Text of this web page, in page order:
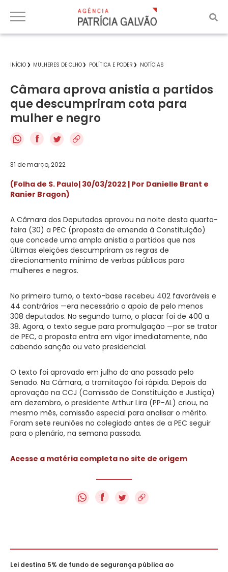
INÍCIO MULHERES DE OLHO POLÍTICA E PODER NOTÍCIAS
Câmara aprova anistia a partidos
que descumpriram cota para
mulher e negro
f
31 de março, 2022
(Folha de S. Paulo| 30/03/2022 | Por Danielle Brant e
Ranier Bragon)
A Câmara dos Deputados aprovou na noite desta quarta-
feira (30) a PEC (proposta de emenda à Constituição)
que concede uma ampla anistia a partidos que nas
últimas eleições descumpriram as regras de
direcionamento mínimo de verbas públicas para
mulheres e negros.
No primeiro turno, o texto-base recebeu 402 favoráveis e
44 contrários —era necessário o apoio de pelo menos
308 deputados. No segundo turno, o placar foi de 400 a
38. Agora, o texto segue para promulgação —por se tratar
de PEC, a proposta entra em vigor imediatamente, não
cabendo sanção ou veto presidencial.
O texto foi aprovado em julho do ano passado pelo
Senado. Na Câmara, a tramitação foi rápida. Depois da
aprovação na CCJ (Comissão de Constituição e Justiça)
em dezembro, o presidente Arthur Lira (PP-AL) criou, no
mesmo mês, comissão especial para analisar o mérito.
Foram sete reuniões no colegiado antes de a PEC seguir
para o plenário, na semana passada.
Acesse a matéria completa no site de origem
f
Lei destina 5% de fundo de segurança pública ao